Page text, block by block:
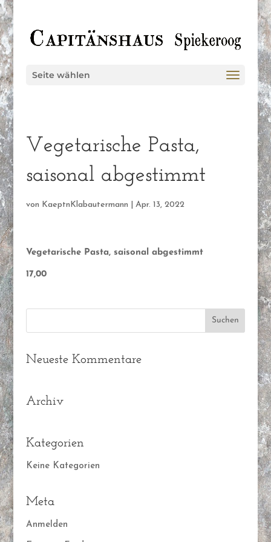
Seite wählen
Vegetarische Pasta,
saisonal abgestimmt
von KaeptnKlabautermann Apr. 13, 2022
Vegetarische Pasta, saisonal abgestimmt
17,00
Neueste Kommentare
Archiv
Kategorien
Keine Kategorien
Meta
Anmelden